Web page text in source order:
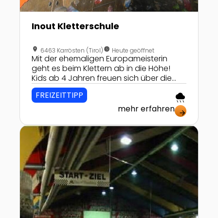
Inout Kletterschule
location_on 6463 Karrösten (Tirol)nest_clock_farsight_analog Heute geöffnet
Mit der ehemaligen Europameisterin
geht es beim Klettern ab in die Höhe!
Kids ab 4 Jahren freuen sich über die
Kinderkurse!
FREIZEITTIPP rainy
mehr erfahren arrow_forward
Zur Detailseite von Karthalle Friesachers Raceland